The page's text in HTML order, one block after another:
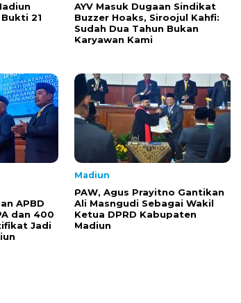
21
AYV Masuk Dugaan Sindikat
Buzzer Hoaks, Siroojul Kahfi:
Sudah Dua Tahun Bukan
Karyawan Kami
APBD
dan 400
Jadi
Madiun
PAW, Agus Prayitno Gantikan
Ali Masngudi Sebagai Wakil
Ketua DPRD Kabupaten
Madiun